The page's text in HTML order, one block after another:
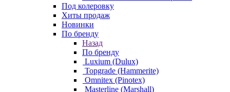
Под колеровку
Хиты продаж
Новинки
По бренду
Назад
По бренду
Luxium (Dulux)
Topgrade (Hammerite)
Omnitex (Pinotex)
Masterline (Marshall)